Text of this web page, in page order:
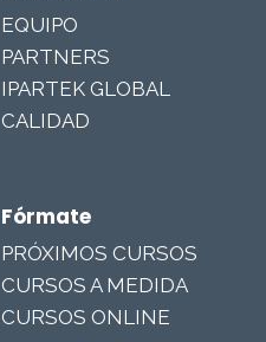
Fórmate
PRÓXIMOS CURSOS
CURSOS A MEDIDA
CURSOS ONLINE
EQUIPO
PARTNERS
IPARTEK GLOBAL
CALIDAD